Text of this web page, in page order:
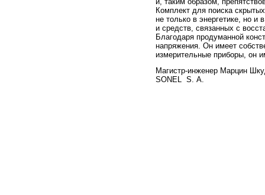
Комплект для поиска
не только в энергетике, но и
и средств, связанных с
Благодаря продуманной
напряжения. Он имеет
измерительные приборы, он
Магистр-инженер Марцин
SONEL S. A.